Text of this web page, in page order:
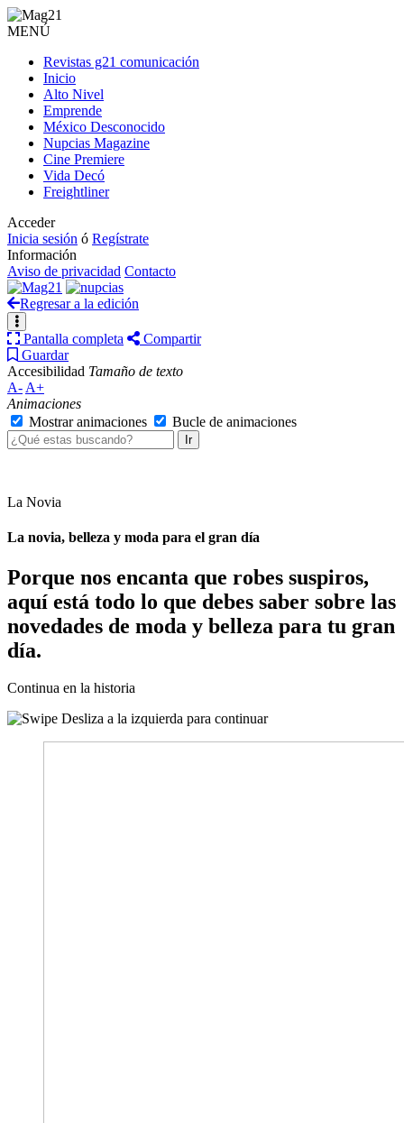
MENÚ
Revistas g21 comunicación
Inicio
Alto Nivel
Emprende
México Desconocido
Nupcias Magazine
Cine Premiere
Vida Decó
Freightliner
Acceder
Inicia sesión ó Regístrate
Información
Aviso de privacidad Contacto
Regresar a la edición
Pantalla completa
Compartir
Guardar
Accesibilidad Tamaño de texto
A- A+
Animaciones
Mostrar animaciones
Bucle de animaciones
Ir
La Novia
La novia, belleza y moda para el gran día
Porque nos encanta que robes suspiros,
aquí está todo lo que debes saber sobre las
novedades de moda y belleza para tu gran
día.
Continua en la historia
Desliza a la izquierda para continuar